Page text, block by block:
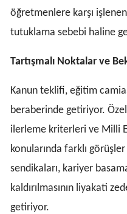
öğretmenlere karşı
tutuklama sebebi haline
Tartışmalı Noktalar ve
Kanun teklifi, eğitim
beraberinde getiriyor.
ilerleme kriterleri ve Milli
konularında farklı
sendikaları, kariyer
kaldırılmasının liyakati
getiriyor.